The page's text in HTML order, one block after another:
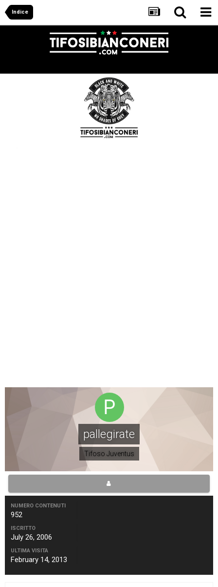
Indice
pallegirate
Tifoso Juventus
NUMERO CONTENUTI
952
ISCRITTO
July 26, 2006
ULTIMA VISITA
February 14, 2013